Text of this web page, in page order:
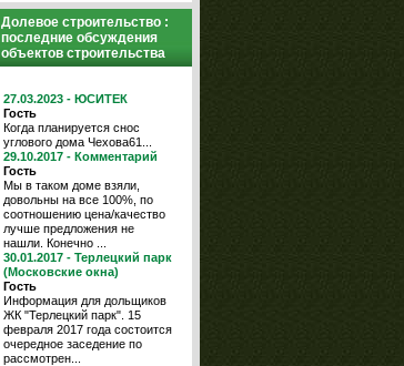
Долевое строительство :
последние обсуждения
объектов строительства
27.03.2023 - ЮСИТЕК
Гость
Когда планируется снос
углового дома Чехова61...
29.10.2017 - Комментарий
Гость
Мы в таком доме взяли,
довольны на все 100%, по
соотношению цена/качество
лучше предложения не
нашли. Конечно ...
30.01.2017 - Терлецкий парк
(Московские окна)
Гость
Информация для дольщиков
ЖК "Терлецкий парк". 15
февраля 2017 года состоится
очередное заседение по
рассмотрен...